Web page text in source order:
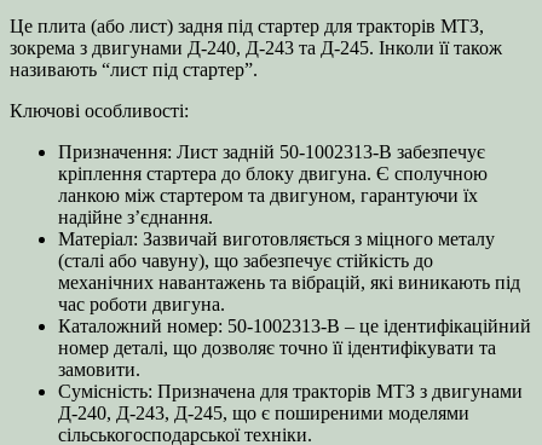
МТЗ-80/82/892/1025
кількість
Це плита (або лист) задня під стартер для тракторів МТЗ,
зокрема з двигунами Д-240, Д-243 та Д-245. Інколи її також
називають “лист під стартер”.
Ключові особливості:
Призначення: Лист задній 50-1002313-В забезпечує
кріплення стартера до блоку двигуна. Є сполучною
ланкою між стартером та двигуном, гарантуючи їх
надійне з’єднання.
Матеріал: Зазвичай виготовляється з міцного металу
(сталі або чавуну), що забезпечує стійкість до
механічних навантажень та вібрацій, які виникають під
час роботи двигуна.
Каталожний номер: 50-1002313-В – це ідентифікаційний
номер деталі, що дозволяє точно її ідентифікувати та
замовити.
Сумісність: Призначена для тракторів МТЗ з двигунами
Д-240, Д-243, Д-245, що є поширеними моделями
сільськогосподарської техніки.